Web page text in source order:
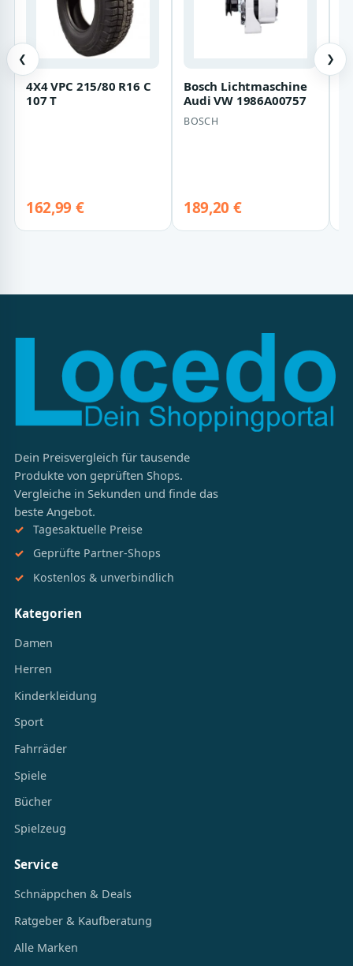
❮
4X4 VPC 215/80 R16 C
107 T
162,99 €
Bosch Lichtmaschine
Audi VW 1986A00757
BOSCH
189,20 €
❯
Dein Preisvergleich für tausende
Produkte von geprüften Shops.
Vergleiche in Sekunden und finde das
beste Angebot.
Tagesaktuelle Preise
Geprüfte Partner-Shops
Kostenlos & unverbindlich
Kategorien
Damen
Herren
Kinderkleidung
Sport
Fahrräder
Spiele
Bücher
Spielzeug
Service
Schnäppchen & Deals
Ratgeber & Kaufberatung
Alle Marken